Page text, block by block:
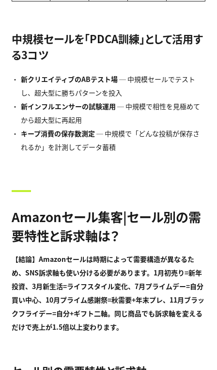
中規模セールを「PDCA訓練」として活用す
る3コツ
新クリエイティブのABテスト場─ 中規模セールでテスト
し、超大型に勝ちパターンを投入
新インフルエンサーの試験運用 ─ 中規模で相性を見極めて
から超大型に再起用
キープ消費の保存数測定 ─ 中規模で「どんな投稿が保存さ
れるか」を計測してデータ蓄積
Amazonセール集客|セール別の需
要特性と訴求軸は？
【結論】Amazonセールは時期によって需要構造が異なるた
め、SNS訴求軸も使い分ける必要があります。1月初売り=新年
投資、3月新生活=ライフスタイル変化、7月プライムデー=自分
買い中心、10月プライム感謝祭=秋需要+年末プレ、11月ブラッ
クフライデー=自分+ギフト二軸。同じ商品でも訴求軸を変える
だけで売上が1.5倍以上変わります。